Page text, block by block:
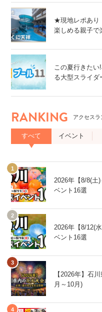
★現地レポあり
楽しめる親子で
この夏行きたい
る大型スライダ
RANKING アクセスラ
すべて イベント
2026年【8/8(土
ベント16選
2026年【8/12(
ベント16選
【2026年】石
月～10月)